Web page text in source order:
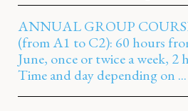
ANNUAL GROUP
(from A1 to C2): 60 hours
June, once or twice a week, 2
Time and day depending on ...